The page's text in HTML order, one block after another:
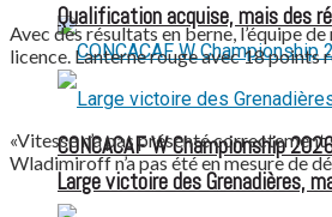
CONCACAF W Championship
Qualification acquise, mais des
Large victoire des Grenadières,
Avec des résultats en berne, l’équipe
licence. Lanterne rouge avec 18 points
«Vitesse n’a pas présenté
Wladimiroff n’a pas été en mesure de